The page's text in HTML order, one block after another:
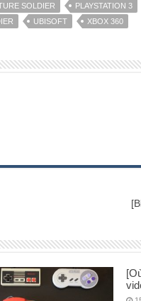
SOLDIER PLAYSTATION 3
UBISOFT XBOX 360